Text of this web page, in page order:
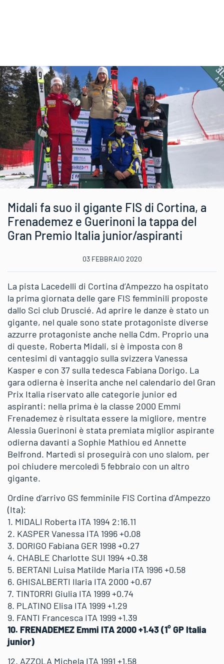
Midali fa suo il gigante FIS di Cortina, a
Frenademez e Guerinoni la tappa del
Gran Premio Italia junior/aspiranti
03 FEBBRAIO 2020
La pista Lacedelli di Cortina d’Ampezzo ha ospitato
la prima giornata delle gare FIS femminili proposte
dallo Sci club Druscié. Ad aprire le danze è stato un
gigante, nel quale sono state protagoniste diverse
azzurre protagoniste anche nella Cdm. Proprio una
di queste, Roberta Midali, si è imposta con 8
centesimi di vantaggio sulla svizzera Vanessa
Kasper e con 37 sulla tedesca Fabiana Dorigo. La
gara odierna è inserita anche nel calendario del Gran
Prix Italia riservato alle categorie junior ed
aspiranti: nella prima è la classe 2000 Emmi
Frenademez è risultata essere la migliore, mentre
Alessia Guerinoni è stata premiata miglior aspirante
odierna davanti a Sophie Mathiou ed Annette
Belfrond. Martedì si proseguirà con uno slalom, per
poi chiudere mercoledì 5 febbraio con un altro
gigante.
Ordine d’arrivo GS femminile FIS Cortina d’Ampezzo
(Ita):
1. MIDALI Roberta ITA 1994 2:16.11
2. KASPER Vanessa ITA 1996 +0.08
3. DORIGO Fabiana GER 1998 +0.27
4. CHABLE Charlotte SUI 1994 +0.38
5. BERTANI Luisa Matilde Maria ITA 1996 +0.58
6. GHISALBERTI Ilaria ITA 2000 +0.67
7. TINTORRI Giulia ITA 1999 +0.74
8. PLATINO Elisa ITA 1999 +1.29
9. FANTI Francesca ITA 1999 +1.39
10. FRENADEMEZ Emmi ITA 2000 +1.43 (1° GP Italia
junior)
12. AZZOLA Michela ITA 1991 +1.58